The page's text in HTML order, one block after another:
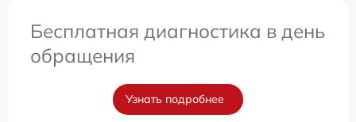
Бесплатная диагностика в день
обращения
Узнать подробнее